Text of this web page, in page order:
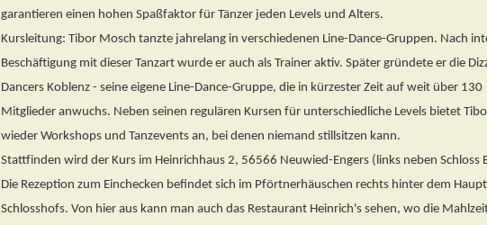
garantieren einen hohen Spaßfaktor für Tänzer jeden Levels und Alters.
Kursleitung: Tibor Mosch tanzte jahrelang in verschiedenen Line-Dance-Gruppen. Nach
Beschäftigung mit dieser Tanzart wurde er auch als Trainer aktiv. Später gründete er die
Dancers Koblenz - seine eigene Line-Dance-Gruppe, die in kürzester Zeit auf weit über 130
Mitglieder anwuchs. Neben seinen regulären Kursen für unterschiedliche Levels bietet
wieder Workshops und Tanzevents an, bei denen niemand stillsitzen kann.
Stattfinden wird der Kurs im Heinrichhaus 2, 56566 Neuwied-Engers (links neben Schloss
Die Rezeption zum Einchecken befindet sich im Pförtnerhäuschen rechts hinter dem
Schlosshofs. Von hier aus kann man auch das Restaurant Heinrich's sehen, wo die